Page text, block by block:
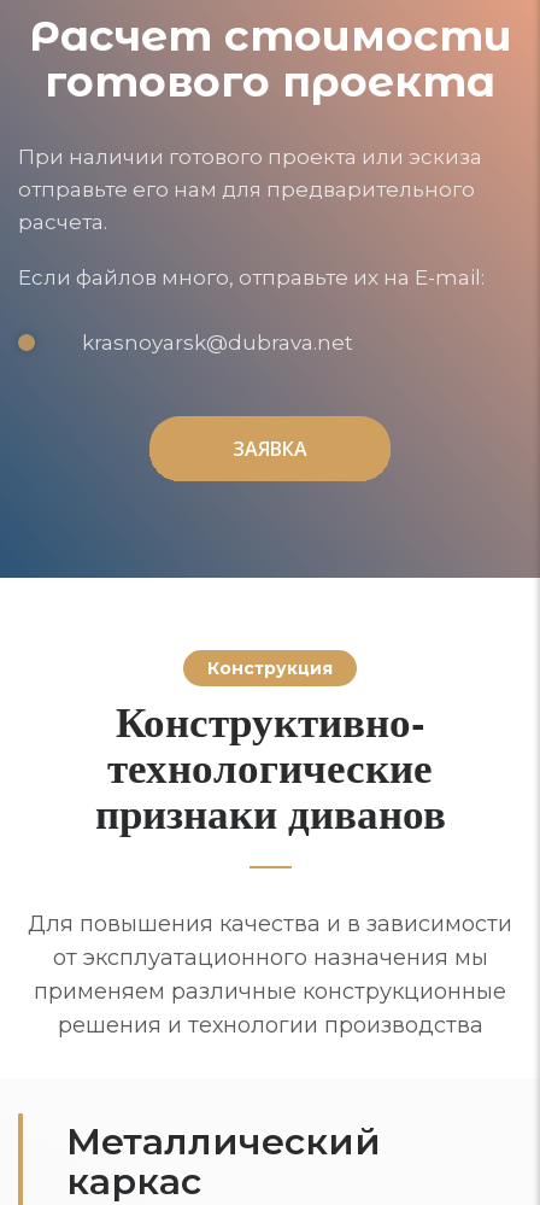
Расчет стоимости
готового проекта
При наличии готового проекта или эскиза
отправьте его нам для предварительного
расчета.
Если файлов много, отправьте их на E-mail:
krasnoyarsk@dubrava.net
ЗАЯВКА
ЗАЯВКА
Конструкция
Конструктивно-
технологические
признаки диванов
Для повышения качества и в зависимости
от эксплуатационного назначения мы
применяем различные конструкционные
решения и технологии производства
Металлический
каркас